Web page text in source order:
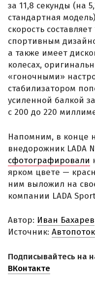
за 11,8 секунды (на
стандартная
скорость
спортивным
а также имеет
колесах,
«гоночными»
стабилизатором
усиленной балкой
с 200 до 220
Напомним, в конце
внедорожник LADA
сфотографировали
ярком цвете —
ним выложил на
компании LADA
Автор: Иван Бахарев
Источник: Автопоток
Подписывайтесь на
ВКонтакте